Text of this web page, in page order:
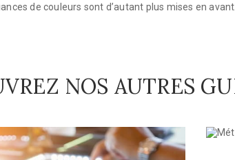
de couleurs sont d’autant plus mises en
NOS AUTRES